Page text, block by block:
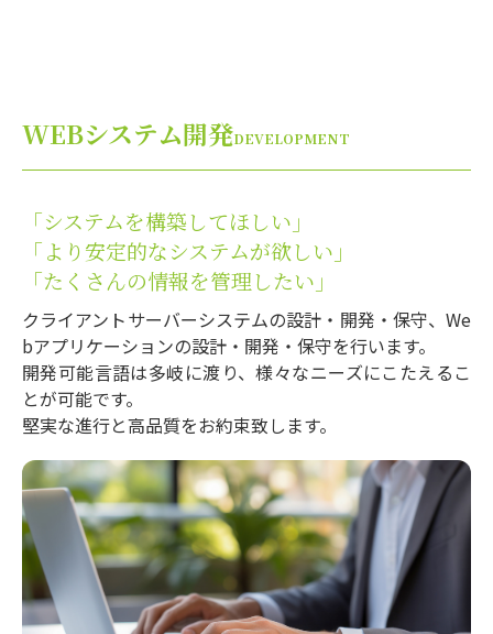
WEBシステム開発DEVELOPMENT
「システムを構築してほしい」
「より安定的なシステムが欲しい」
「たくさんの情報を管理したい」
クライアントサーバーシステムの設計・開発・保守、We
bアプリケーションの設計・開発・保守を行います。
開発可能言語は多岐に渡り、様々なニーズにこたえるこ
とが可能です。
堅実な進行と高品質をお約束致します。